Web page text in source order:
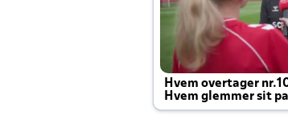
Hvem overtager
Hvem glemmer sit
Joachim altid til